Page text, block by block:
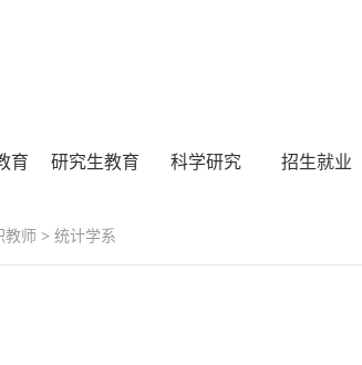
育 研究生教育 科学研究 招生就业
教师 > 统计学系